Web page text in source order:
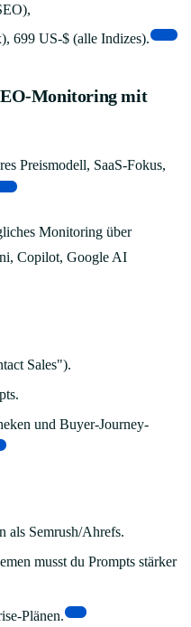
699 US-$ (alle Indizes).
Monitoring mit
Preismodell, SaaS-Fokus,
Monitoring über
Copilot, Google AI
Sales").
und Buyer-Journey-
als Semrush/Ahrefs.
musst du Prompts stärker
Plänen.